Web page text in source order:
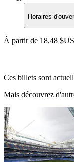
Horaires
À partir de 18,48 $US
Ces billets sont
Mais découvrez